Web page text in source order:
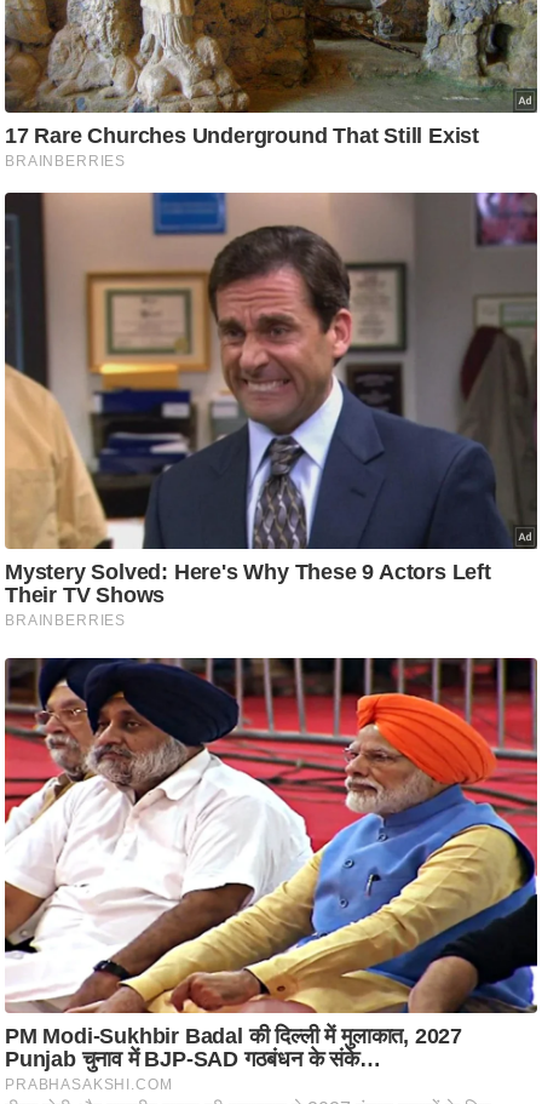
g
N
e
w
s
ला
टे
क्नॉ
लॉ
जी
/
फै
श
न
घ
रे
नु
स्खे
प
र्य
ट
न
स्थ
ल
फि
ट